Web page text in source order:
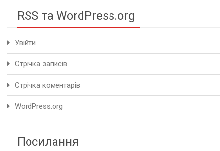
RSS та WordPress.org
Увійти
Стрічка записів
Стрічка коментарів
WordPress.org
Посилання